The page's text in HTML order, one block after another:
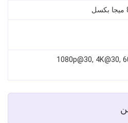
1080p@30, 4K@30,